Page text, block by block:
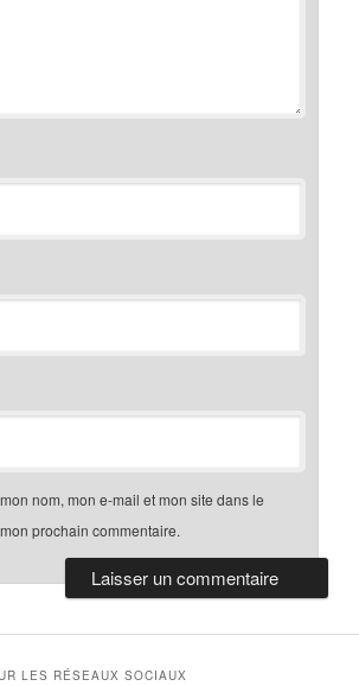
nom, mon e-mail et mon site dans le
prochain commentaire.
LES RÉSEAUX SOCIAUX